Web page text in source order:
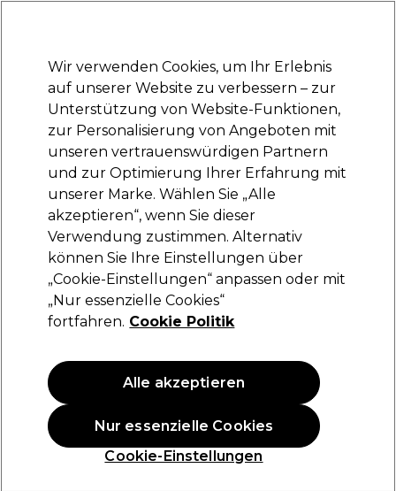
Anmelden
Marken Deals Haare Elektrogeräte Saloneinrichtung
Lieferung und Lieferzeiten
– mehr erfahren
Wella Professionals
Wella Professionals BlondorPlex 9
Aufhellungspulver 400g
64,50 €
ANGEBOT
Wir verwenden Cookies, um Ihr Erlebnis
auf unserer Website zu verbessern – zur
Unterstützung von Website-Funktionen,
zur Personalisierung von Angeboten mit
unseren vertrauenswürdigen Partnern
und zur Optimierung Ihrer Erfahrung mit
unserer Marke. Wählen Sie „Alle
akzeptieren“, wenn Sie dieser
Verwendung zustimmen. Alternativ
können Sie Ihre Einstellungen über
„Cookie-Einstellungen“ anpassen oder mit
„Nur essenzielle Cookies“
fortfahren. Cookie Politik
Cookie-Einstellungen
Nur essenzielle Cookies
Alle akzeptieren